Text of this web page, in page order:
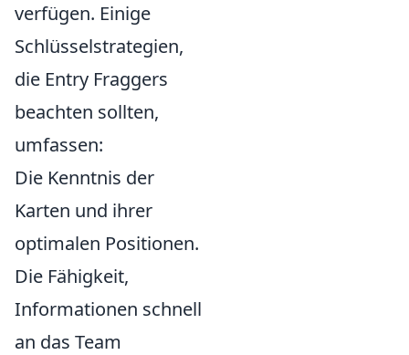
verfügen. Einige
Schlüsselstrategien,
die Entry Fraggers
beachten sollten,
umfassen:
Die Kenntnis der
Karten und ihrer
optimalen Positionen.
Die Fähigkeit,
Informationen schnell
an das Team